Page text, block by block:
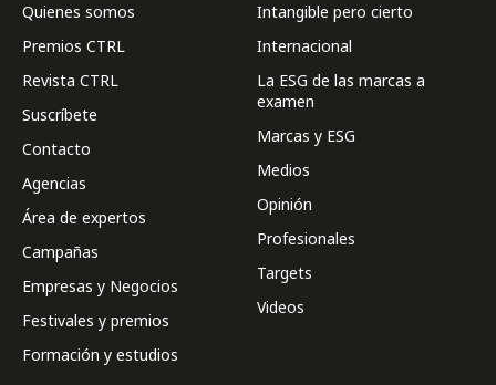
Quienes somos
Premios CTRL
Revista CTRL
Suscríbete
Contacto
Agencias
Área de expertos
Campañas
Empresas y Negocios
Festivales y premios
Formación y estudios
Intangible pero cierto
Internacional
La ESG de las marcas a
examen
Marcas y ESG
Medios
Opinión
Profesionales
Targets
Videos